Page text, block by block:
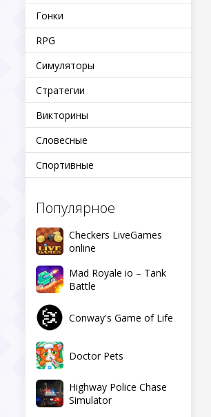
Гонки
RPG
Симуляторы
Стратегии
Викторины
Словесные
Спортивные
Популярное
Checkers LiveGames
online
Mad Royale io – Tank
Battle
Conway's Game of Life
Doctor Pets
Highway Police Chase
Simulator